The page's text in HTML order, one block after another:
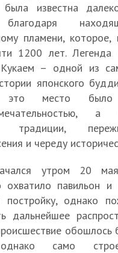
была известна
пламени,
1200 лет. Легенда
– одной из
японского
это место
традиции,
и череду
утром 20
охватило павильон и
постройку, однако
дальнейшее
обошлось
само